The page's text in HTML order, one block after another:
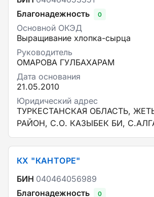
Благонадежность
0
Основной ОКЭД
Выращивание хлопка-сырца
Руководитель
ОМАРОВА ГУЛБАХАРАМ
Дата основания
21.05.2010
Юридический адрес
ТУРКЕСТАНСКАЯ ОБЛАСТЬ,
РАЙОН, С.О. КАЗЫБЕК БИ,
КХ "КАНТОРЕ"
БИН 040464056989
Благонадежность
0